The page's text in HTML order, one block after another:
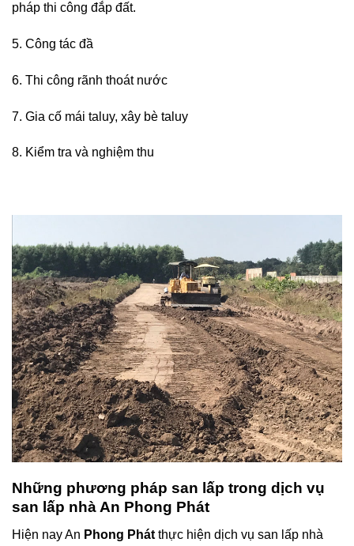
pháp thi công đắp đất.
5. Công tác đầ
6. Thi công rãnh thoát nước
7. Gia cố mái taluy, xây bè taluy
8. Kiểm tra và nghiệm thu
Những phương pháp san lấp trong dịch vụ
san lấp nhà An Phong Phát
Hiện nay An Phong Phát thực hiện dịch vụ san lấp nhà